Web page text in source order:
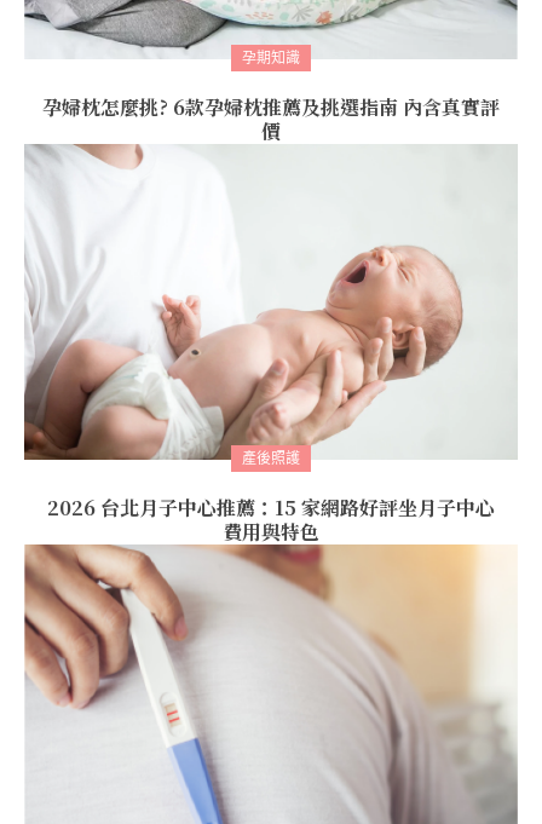
孕期知識
孕婦枕怎麼挑? 6款孕婦枕推薦及挑選指南 內含真實評
價
產後照護
2026 台北月子中心推薦：15 家網路好評坐月子中心
費用與特色